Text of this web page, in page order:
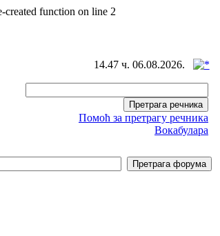
created function on line 2
14.47 ч. 06.08.2026.
Помоћ за претрагу речника
Вокабулара